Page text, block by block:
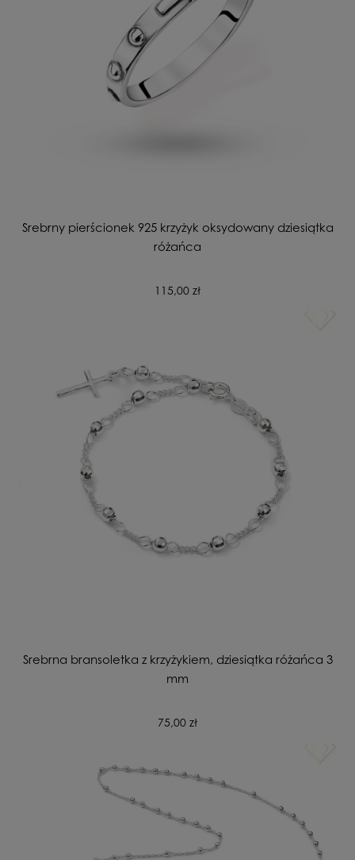
Srebrny pierścionek 925 krzyżyk oksydowany dziesiątka
różańca
115,00 zł
Srebrna bransoletka z krzyżykiem, dziesiątka różańca 3
mm
75,00 zł